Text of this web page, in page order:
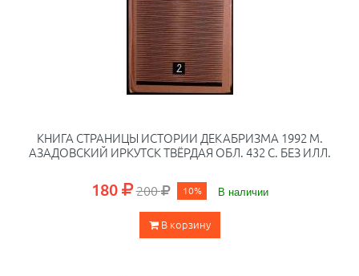
КНИГА СТРАНИЦЫ ИСТОРИИ ДЕКАБРИЗМА 1992 М.
АЗАДОВСКИЙ ИРКУТСК ТВЁРДАЯ ОБЛ. 432 С. БЕЗ ИЛЛ.
180 200 10% В наличии
В корзину